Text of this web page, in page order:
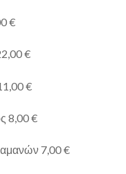
€
€
€
8,00 €
7,00 €